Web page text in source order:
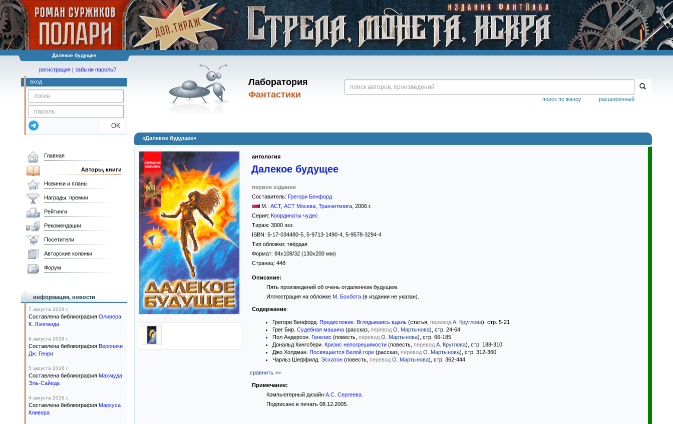
Далекое будущее
Лаборатория
Фантастики
расширенный
поиск по жанру
регистрация | забыли пароль?
вход
OK
«Далекое будущее»
антология
Далекое будущее
первое издание
Составитель: Грегори Бенфорд
М.: АСТ, АСТ Москва Транзиткнига 2006 г.
Серия: Координаты чудес
Тираж: 3000 экз.
ISBN: 5-17-034480-5, 5-9713-1490-4, 5-9578-3294-4
Тип обложки: твёрдая
Формат: 84x108/32 (130x200 мм)
Страниц: 448
Описание:
Пять произведений об очень отдаленном будущем.
Иллюстрация на обложке М. Бохбота(в издании не указан).
Содержание:
Грегори Бенфорд. Предисловие. Вглядываясь вдаль (статья, перевод А. Круглова), стр. 5-21
Грег Бир. Судебная машина (рассказ, перевод О. Мартынова), стр. 24-64
Пол Андерсон. Генезис (повесть, перевод О. Мартынова), стр. 66-185
Дональд Кингсбери. Кризис непогрешимости (повесть, перевод А. Круглова), стр. 188-310
Джо Холдман. Посвящается Белой горе (рассказ, перевод О. Мартынова), стр. 312-360
Чарльз Шеффилд. Эсхатон (повесть, перевод О. Мартынова), стр. 362-444
сравнить >>
Примечание:
Компьютерный дизайн А.С. Сергеева.
Подписано в печать 08.12.2005.
Главная
Авторы, книги
Новинки и планы
Награды, премии
Рейтинги
Рекомендации
Посетители
Авторские колонки
Форум
информация, новости
7 августа 2026 г.
Составлена библиография Оливера
К. Лэнгмида
6 августа 2026 г.
Составлена библиография Вероники
Дж. Генри
5 августа 2026 г.
Составлена библиография Махмуда
Эль-Сайеда
4 августа 2026 г.
Составлена библиография Маркуса
Кливера